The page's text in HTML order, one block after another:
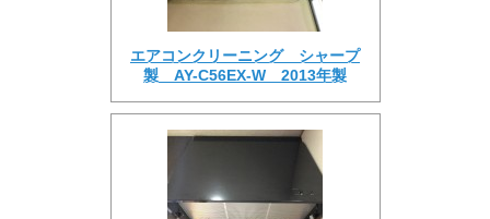
エアコンクリーニング シャープ
製 AY-C56EX-W 2013年製